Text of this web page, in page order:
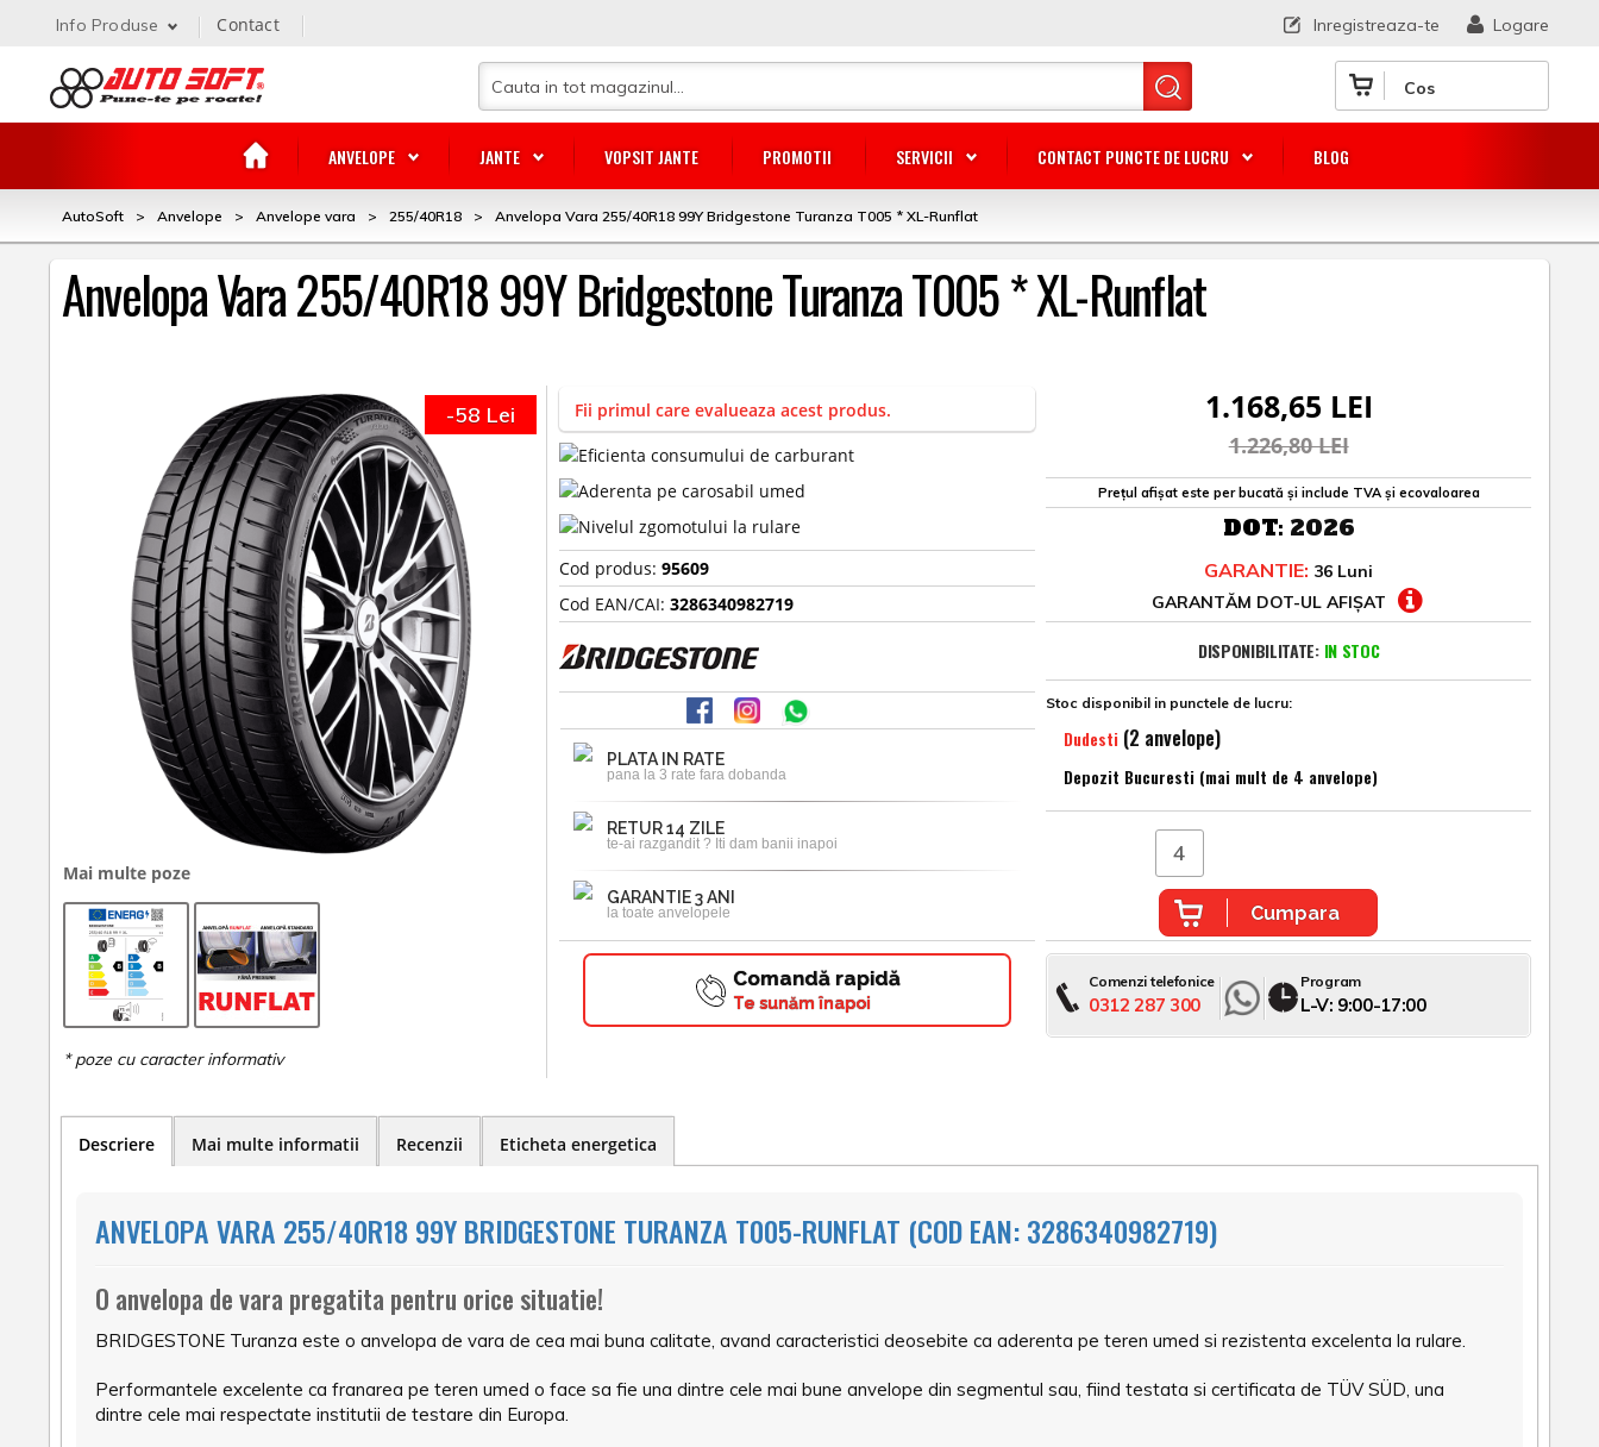
Cos
ANVELOPE JANTE VOPSIT JANTE PROMOTII SERVICII CONTACT PUNCTE DE LUCRU BLOG
Logare
Inregistreaza-te
Info Produse Contact
AutoSoft > Anvelope > Anvelope vara > 255/40R18 > Anvelopa Vara 255/40R18 99Y Bridgestone Turanza T005 * XL-Runflat
Anvelopa Vara 255/40R18 99Y Bridgestone Turanza T005 * XL-Runflat
Mai multe poze
-58 Lei Fii primul care evalueaza acest produs.
Cod produs:95609
Cod EAN/CAI:3286340982719
PLATA IN RATE
pana la 3 rate fara dobanda
RETUR 14 ZILE
te-ai razgandit ? Iti dam banii inapoi
GARANTIE 3 ANI
la toate anvelopele
Comandă rapidă
Te sunăm înapoi
1.168,65 LEI
1.226,80 LEI
Prețul afișat este per bucată și include TVA și ecovaloarea
DOT: 2026
GARANTIE: 36 Luni
GARANTĂM DOT-UL AFIȘAT
DISPONIBILITATE: IN STOC
Stoc disponibil in punctele de lucru:
Dudesti (2 anvelope)
Depozit Bucuresti (mai mult de 4 anvelope)
Cumpara
Comenzi telefonice
0312 287 300
Program
L-V: 9:00-17:00
Descriere Mai multe informatii Recenzii Eticheta energetica
ANVELOPA VARA 255/40R18 99Y BRIDGESTONE TURANZA T005-RUNFLAT (COD EAN: 3286340982719)
O anvelopa de vara pregatita pentru orice situatie!
BRIDGESTONE Turanza este o anvelopa de vara de cea mai buna calitate, avand caracteristici deosebite ca aderenta pe teren umed si rezistenta excelenta la rulare.
Performantele excelente ca franarea pe teren umed o face sa fie una dintre cele mai bune anvelope din segmentul sau, fiind testata si certificata de TÜV SÜD, una
dintre cele mai respectate institutii de testare din Europa.